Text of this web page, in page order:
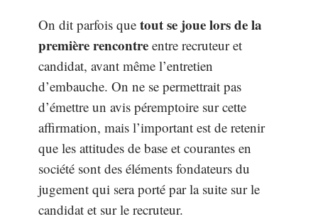
On dit parfois que tout se joue lors de la
première rencontre entre recruteur et
candidat, avant même l’entretien
d’embauche. On ne se permettrait pas
d’émettre un avis péremptoire sur cette
affirmation, mais l’important est de retenir
que les attitudes de base et courantes en
société sont des éléments fondateurs du
jugement qui sera porté par la suite sur le
candidat et sur le recruteur.